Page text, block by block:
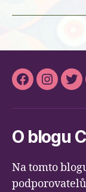
Facebook
O blogu
Na tomto